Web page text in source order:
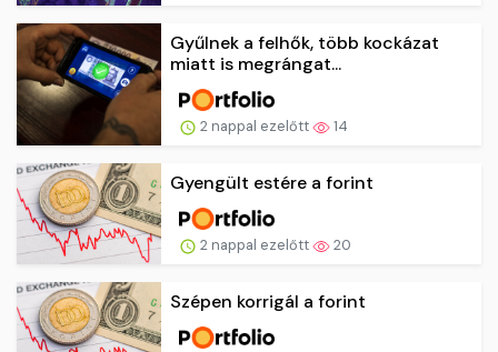
Gyűlnek a felhők, több kockázat
miatt is megrángat...
2 nappal ezelőtt 14
Gyengült estére a forint
2 nappal ezelőtt 20
Szépen korrigál a forint